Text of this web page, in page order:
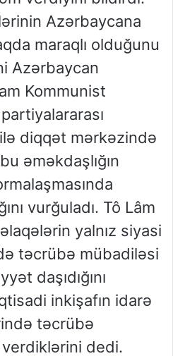
Azərbaycana
maraqlı olduğunu
Azərbaycan
Kommunist
diqqət mərkəzində
əməkdaşlığın
vurğuladı. Tô Lâm
yalnız siyasi
təcrübə mübadiləsi
daşıdığını
inkişafın idarə
təcrübə
verdiklərini dedi.